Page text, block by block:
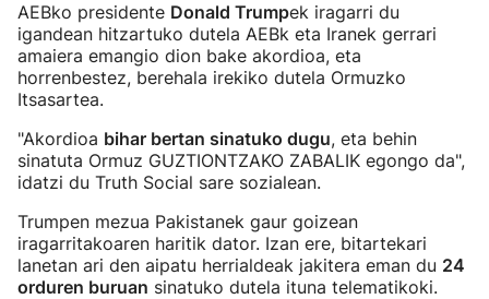
AEBko presidente Donald Trumpek iragarri du
igandean hitzartuko dutela AEBk eta Iranek gerrari
amaiera emangio dion bake akordioa, eta
horrenbestez, berehala irekiko dutela Ormuzko
Itsasartea.
"Akordioa bihar bertan sinatuko dugu, eta behin
sinatuta Ormuz GUZTIONTZAKO ZABALIK egongo da",
idatzi du Truth Social sare sozialean.
Trumpen mezua Pakistanek gaur goizean
iragarritakoaren haritik dator. Izan ere, bitartekari
lanetan ari den aipatu herrialdeak jakitera eman du 24
orduren buruan sinatuko dutela ituna telematikoki.